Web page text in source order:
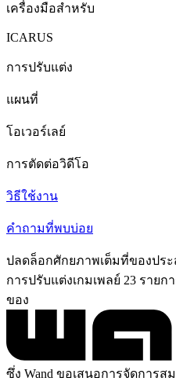
เครื่องมือสำหรับ
ICARUS
การปรับแต่ง
แผนที่
โอเวอร์เลย์
การตัดต่อวิดีโอ
วิธีใช้งาน
คำถามที่พบบ่อย
ปลดล็อกศักยภาพเต็มที่ของปร
การปรับแต่งเกมเพลย์ 23 ราย
ของ
ซึ่ง Wand ขอเสนอการจัดการส